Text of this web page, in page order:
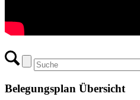
Belegungsplan Übersicht